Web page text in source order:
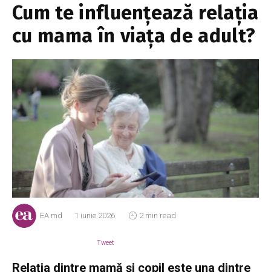
Cum te influențează relația
cu mama în viața de adult?
EA.md 1 iunie 2026 2 min read
Tweet
Relația dintre mamă și copil este una dintre